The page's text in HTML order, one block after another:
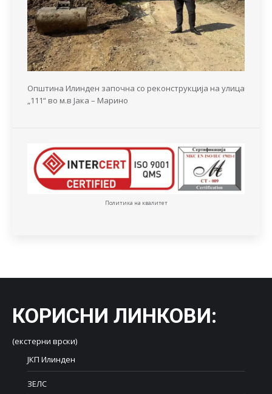
Општина Илинден започна со реконструкција на улица
„111“ во м.в Јака – Марино
Политика на квалитет
КОРИСНИ ЛИНКОВИ:
(екстерни врски)
ЈКП Илинден
ЗЕЛС